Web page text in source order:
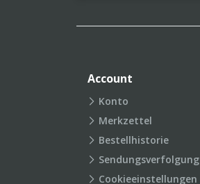
Account
Konto
Merkzettel
Bestellhistorie
Sendungsverfolgung
Cookieeinstellungen